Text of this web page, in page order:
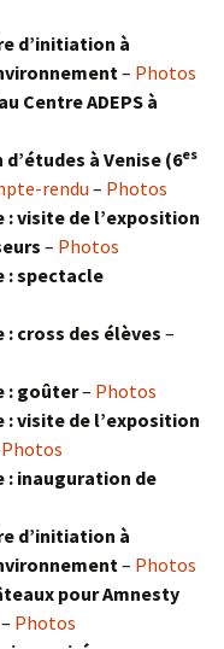
d’initiation à
– Photos
Centre ADEPS à
à Venise (6es
rendu – Photos
: visite de l’exposition
– Photos
: spectacle
: cross des élèves –
: goûter– Photos
: visite de l’exposition
Photos
: inauguration de
d’initiation à
– Photos
pour Amnesty
– Photos